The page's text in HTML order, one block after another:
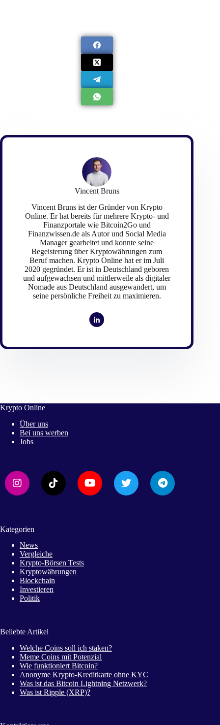
Vincent Bruns
Vincent Bruns ist der Gründer von Krypto
Online. Er hat bereits für mehrere Krypto- und
Finanzportale wie Bitcoin2Go und
Finanzwissen.de als Autor und Social Media
Manager gearbeitet und konnte seine
Begeisterung über Kryptowährungen zum
Beruf machen. Krypto Online hat er im Juli
2020 gegründet. Er ist in Deutschland geboren
und aufgewachsen und mittlerweile als digitaler
Nomade aus Deutschland ausgewandert, um
seine persönliche Freiheit zu maximieren.
Krypto Online
Über uns
Bei uns werben
Jobs
Kategorien
News
Vergleiche
Krypto-Börsen Tests
Kryptowährungen
Blockchain
Investieren
Politik
Beliebte Artikel
Welche Coins soll ich staken?
Meme Coins mit Potenzial
Wie funktioniert Bitcoin?
Anonyme Krypto-Kreditkarte ohne KYC
Was ist das Bitcoin Lightning Netzwerk?
Was ist Ripple (XRP)?